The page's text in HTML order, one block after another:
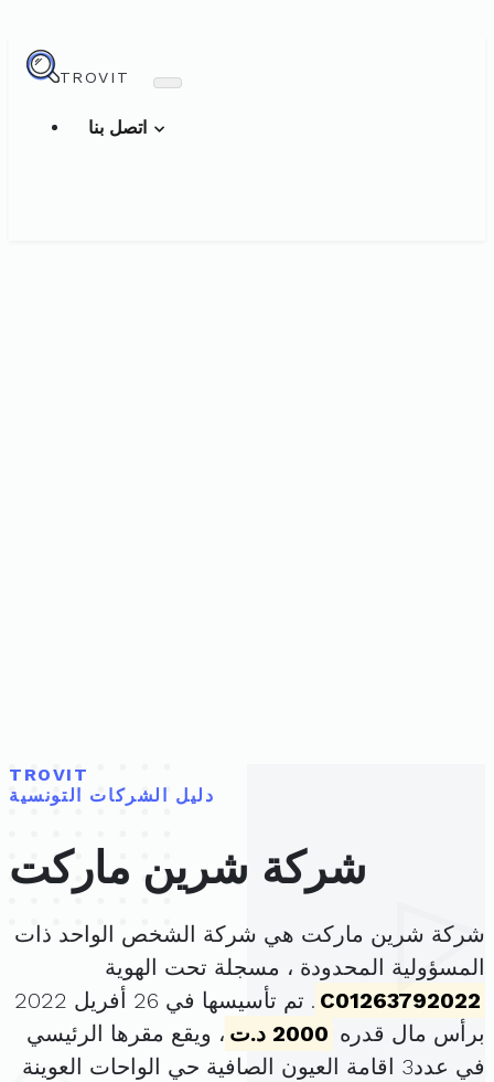
TROVIT
TROVIT
دليل الشركات التونسية
شركة شرين ماركت
شركة شرين ماركت هي شركة الشخص الواحد ذات
المسؤولية المحدودة ، مسجلة تحت الهوية
C01263792022
. تم تأسيسها في 26 أفريل 2022
برأس مال قدره 2000 د.ت
، ويقع مقرها الرئيسي
في عدد3 اقامة العيون الصافية حي الواحات العوينة